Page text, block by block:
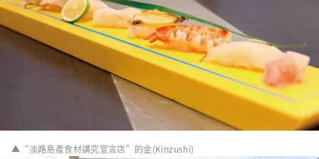
▲“淡路島產食材講究宣言店”的金(Kinzushi)